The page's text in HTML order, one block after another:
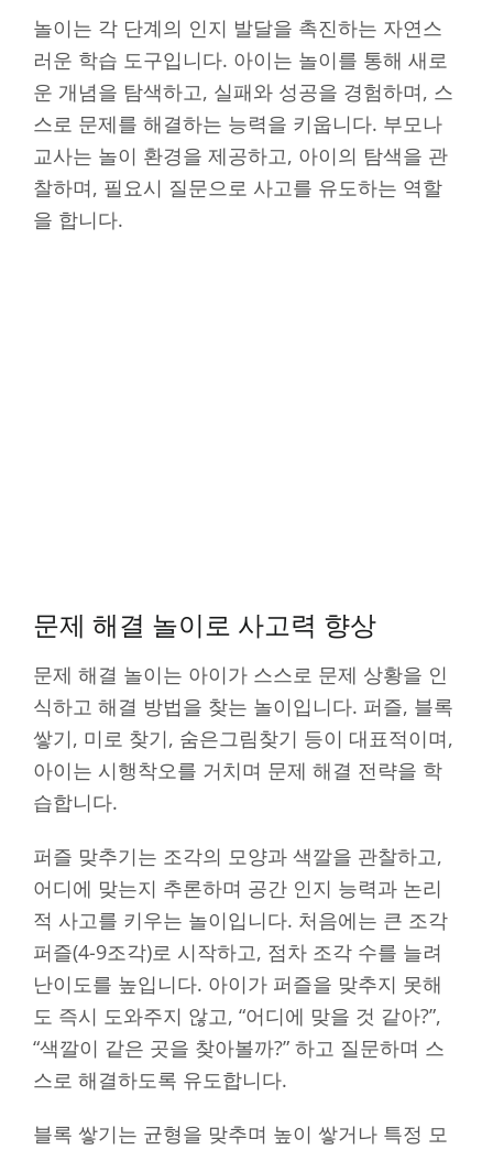
놀이는 각 단계의 인지 발달을 촉진하는 자연스
러운 학습 도구입니다. 아이는 놀이를 통해 새로
운 개념을 탐색하고, 실패와 성공을 경험하며, 스
스로 문제를 해결하는 능력을 키웁니다. 부모나
교사는 놀이 환경을 제공하고, 아이의 탐색을 관
찰하며, 필요시 질문으로 사고를 유도하는 역할
을 합니다.
문제 해결 놀이로 사고력 향상
문제 해결 놀이는 아이가 스스로 문제 상황을 인
식하고 해결 방법을 찾는 놀이입니다. 퍼즐, 블록
쌓기, 미로 찾기, 숨은그림찾기 등이 대표적이며,
아이는 시행착오를 거치며 문제 해결 전략을 학
습합니다.
퍼즐 맞추기는 조각의 모양과 색깔을 관찰하고,
어디에 맞는지 추론하며 공간 인지 능력과 논리
적 사고를 키우는 놀이입니다. 처음에는 큰 조각
퍼즐(4-9조각)로 시작하고, 점차 조각 수를 늘려
난이도를 높입니다. 아이가 퍼즐을 맞추지 못해
도 즉시 도와주지 않고, “어디에 맞을 것 같아?”,
“색깔이 같은 곳을 찾아볼까?” 하고 질문하며 스
스로 해결하도록 유도합니다.
블록 쌓기는 균형을 맞추며 높이 쌓거나 특정 모